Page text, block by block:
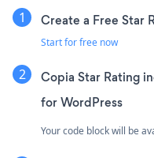
Create a Free Star
Start for free now
Copia Star Rating
for WordPress
Your code block will be